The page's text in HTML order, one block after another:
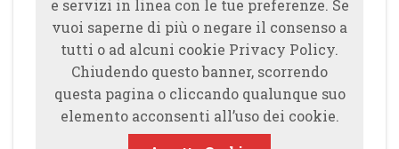
e servizi in linea con le tue preferenze. Se
vuoi saperne di più o negare il consenso a
tutti o ad alcuni cookie Privacy Policy.
Chiudendo questo banner, scorrendo
questa pagina o cliccando qualunque suo
elemento acconsenti all’uso dei cookie.